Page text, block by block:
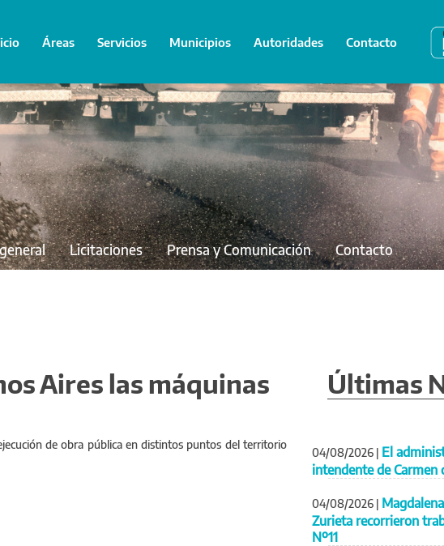
Áreas Servicios Municipios Autoridades Contacto
Licitaciones Prensa y Comunicación Contacto
Aires las máquinas
de obra pública en distintos puntos del territorio
Últimas
04/08/2026 | El
intendente de Carmen
04/08/2026 |
Zurieta recorrieron
Nº11